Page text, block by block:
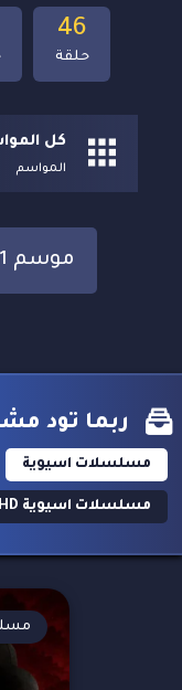
46
حلقة
كل
المواسم
موسم 1
ربما تود
مسلسلات اسيوية
مسلسلات اسيوية HD